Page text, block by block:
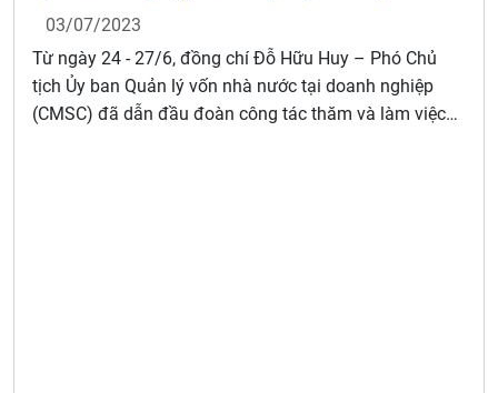
03/07/2023
Từ ngày 24 - 27/6, đồng chí Đỗ Hữu Huy – Phó Chủ
tịch Ủy ban Quản lý vốn nhà nước tại doanh nghiệp
(CMSC) đã dẫn đầu đoàn công tác thăm và làm việc